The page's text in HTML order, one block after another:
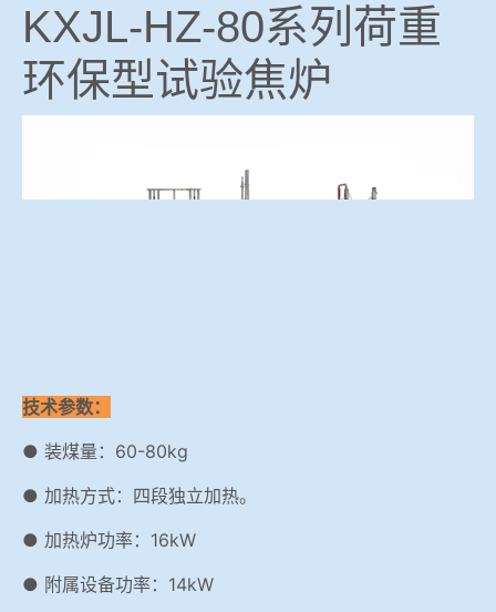
KXJL-HZ-80系列荷重
环保型试验焦炉
技术参数：
● 装煤量：60-80kg
● 加热方式：四段独立加热。
● 加热炉功率：16kW
● 附属设备功率：14kW